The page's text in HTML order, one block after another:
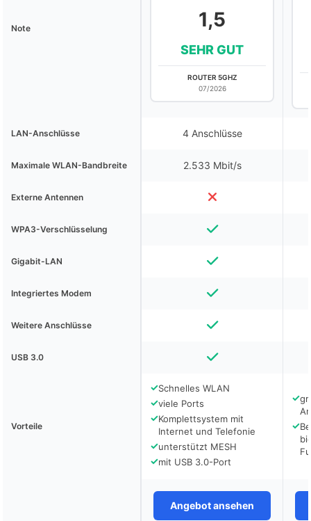
Note 1,5
SEHR GUT
ROUTER 5GHZ
07/2026
LAN-Anschlüsse 4 Anschlüsse
Maximale WLAN-Bandbreite 2.533 Mbit/s
Externe Antennen
WPA3-Verschlüsselung
Gigabit-LAN
Integriertes Modem
Weitere Anschlüsse
USB 3.0
Vorteile
✓Schnelles WLAN
✓viele Ports
✓Komplettsystem mit
Internet und Telefonie
✓unterstützt MESH
✓mit USB 3.0-Port
✓
✓
Angebot ansehen